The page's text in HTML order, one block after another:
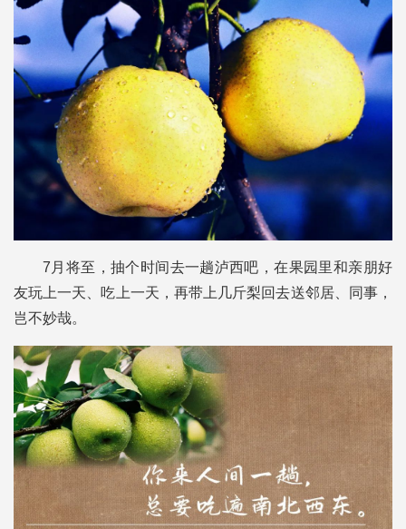
7月将至，抽个时间去一趟泸西吧，在果园里和亲朋好
友玩上一天、吃上一天，再带上几斤梨回去送邻居、同事，
岂不妙哉。